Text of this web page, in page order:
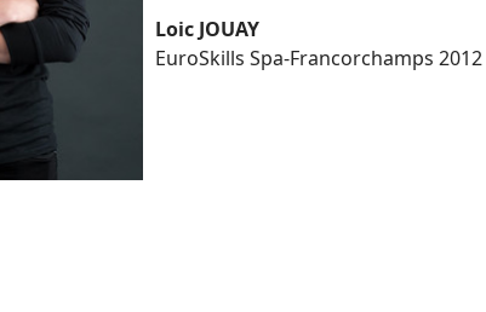
Loic JOUAY
EuroSkills Spa-Francorchamps 2012